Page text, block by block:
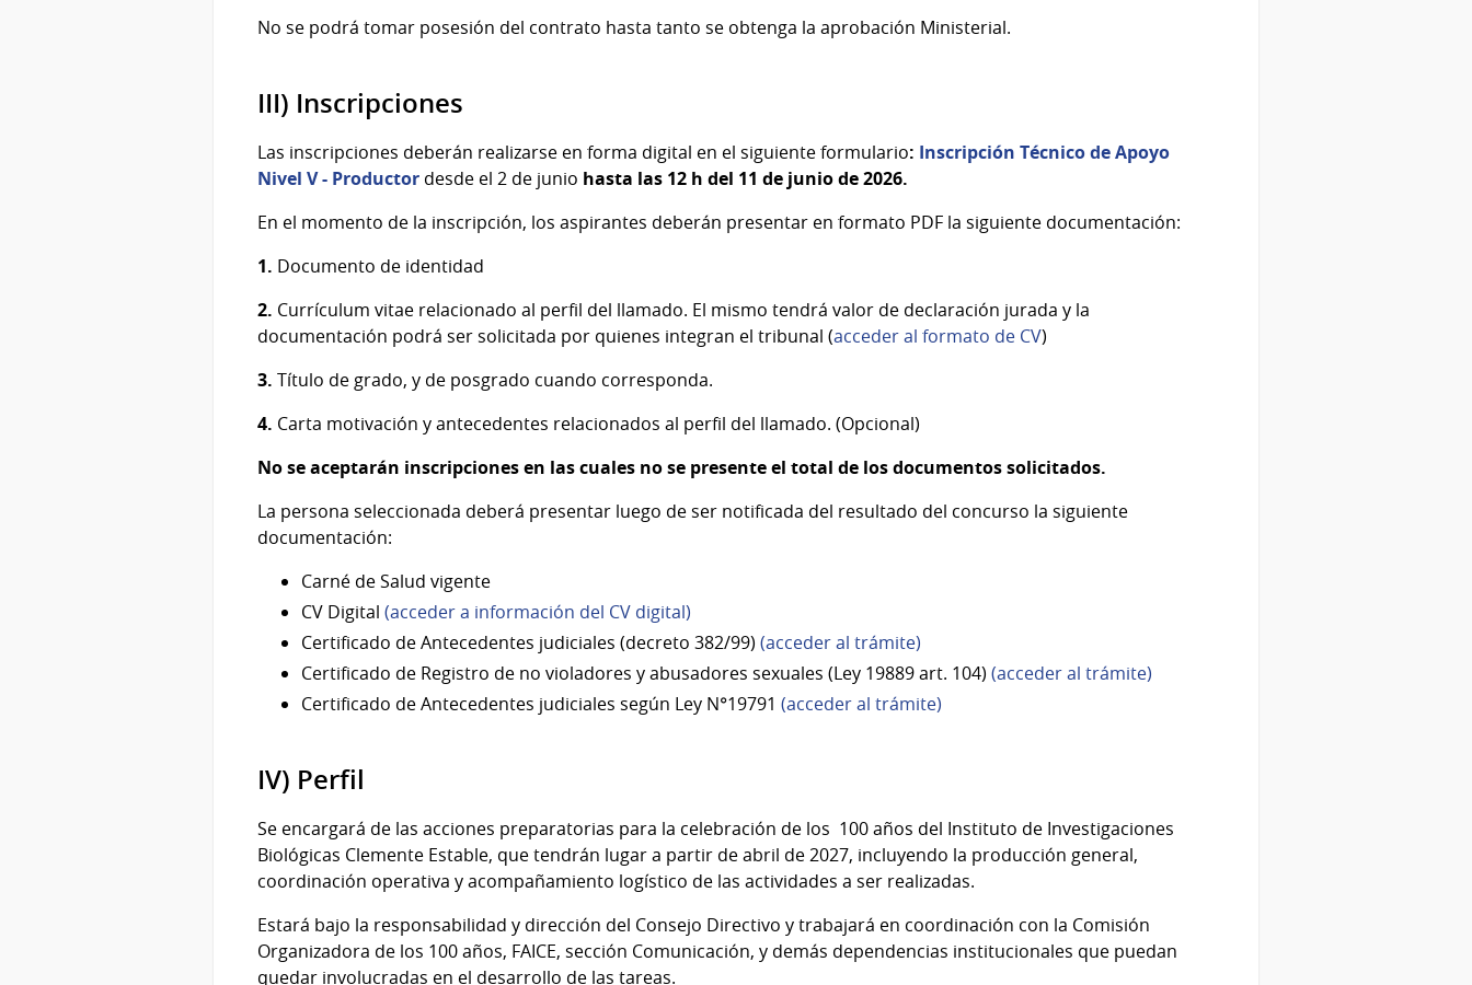
No se podrá tomar posesión del contrato hasta tanto se obtenga la aprobación Ministerial.
III) Inscripciones
Las inscripciones deberán realizarse en forma digital en el siguiente formulario: Inscripción Técnico de Apoyo
Nivel V - Productor desde el 2 de junio hasta las 12 h del 11 de junio de 2026.
En el momento de la inscripción, los aspirantes deberán presentar en formato PDF la siguiente documentación:
1. Documento de identidad
2. Currículum vitae relacionado al perfil del llamado. El mismo tendrá valor de declaración jurada y la
documentación podrá ser solicitada por quienes integran el tribunal (acceder al formato de CV)
3. Título de grado, y de posgrado cuando corresponda.
4. Carta motivación y antecedentes relacionados al perfil del llamado. (Opcional)
No se aceptarán inscripciones en las cuales no se presente el total de los documentos solicitados.
La persona seleccionada deberá presentar luego de ser notificada del resultado del concurso la siguiente
documentación:
Carné de Salud vigente
CV Digital (acceder a información del CV digital)
Certificado de Antecedentes judiciales (decreto 382/99) (acceder al trámite)
Certificado de Registro de no violadores y abusadores sexuales (Ley 19889 art. 104) (acceder al trámite)
Certificado de Antecedentes judiciales según Ley N°19791 (acceder al trámite)
IV) Perfil
Se encargará de las acciones preparatorias para la celebración de los 100 años del Instituto de Investigaciones
Biológicas Clemente Estable, que tendrán lugar a partir de abril de 2027, incluyendo la producción general,
coordinación operativa y acompañamiento logístico de las actividades a ser realizadas.
Estará bajo la responsabilidad y dirección del Consejo Directivo y trabajará en coordinación con la Comisión
Organizadora de los 100 años, FAICE, sección Comunicación, y demás dependencias institucionales que puedan
quedar involucradas en el desarrollo de las tareas.